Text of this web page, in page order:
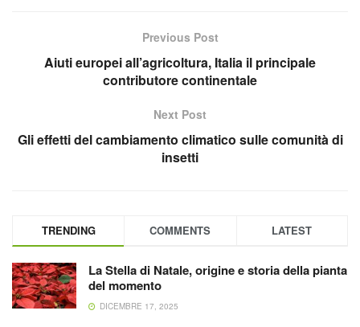
Previous Post
Aiuti europei all’agricoltura, Italia il principale
contributore continentale
Next Post
Gli effetti del cambiamento climatico sulle comunità di
insetti
TRENDING COMMENTS LATEST
La Stella di Natale, origine e storia della pianta
del momento
DICEMBRE 17, 2025